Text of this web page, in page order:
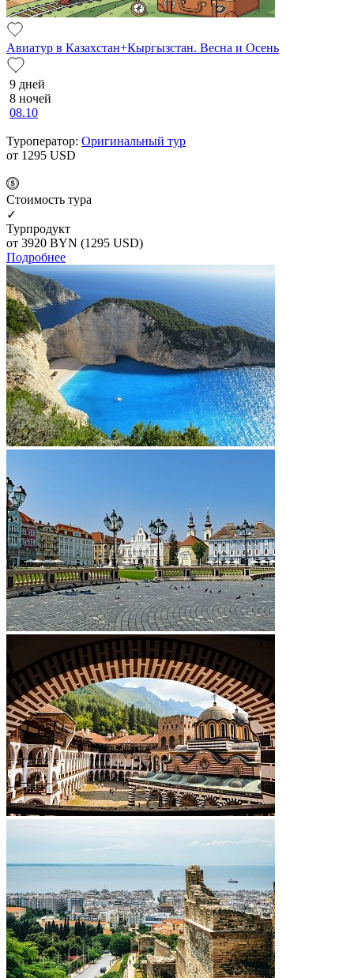
Авиатур в Казахстан+Кыргызстан. Весна и Осень
9 дней
8 ночей
08.10
Туроператор: Оригинальный тур
от 1295 USD
Cтоимость тура
✓
Турпродукт
от 3920 BYN (1295 USD)
Подробнее